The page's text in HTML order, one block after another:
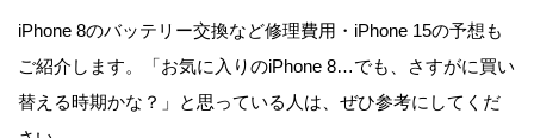
iPhone 8のバッテリー交換など修理費用・iPhone 15の予想も
ご紹介します。「お気に入りのiPhone 8…でも、さすがに買い
替える時期かな？」と思っている人は、ぜひ参考にしてくだ